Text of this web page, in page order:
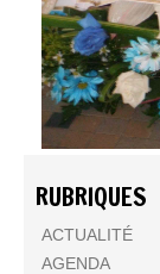
RUBRIQUES
ACTUALITÉ
AGENDA